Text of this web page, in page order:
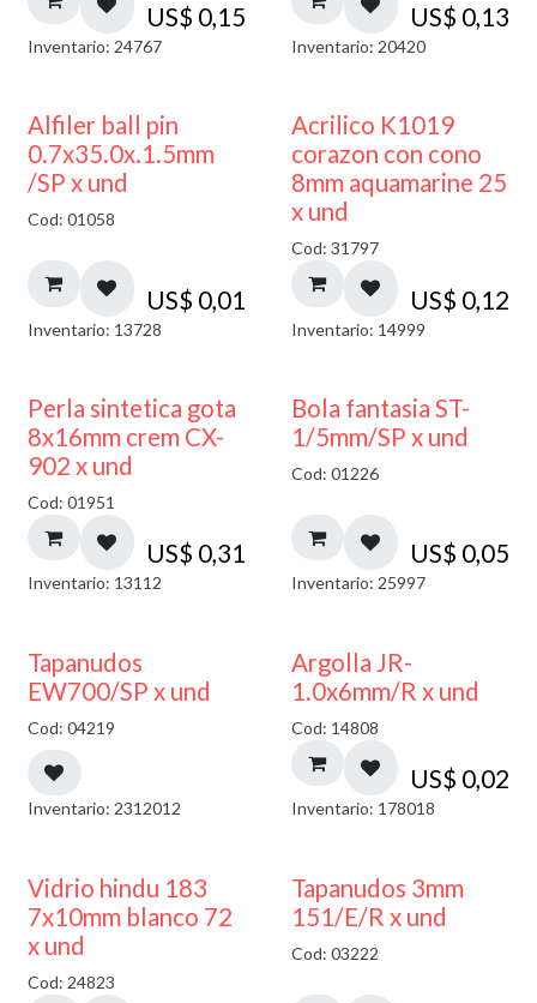
US$ 0,15
Inventario: 24767
US$ 0,13
Inventario: 20420
Alfiler ball pin
0.7x35.0x.1.5mm
/SP x und
Cod: 01058
US$ 0,01
Inventario: 13728
Acrilico K1019
corazon con cono
8mm aquamarine 25
x und
Cod: 31797
US$ 0,12
Inventario: 14999
Perla sintetica gota
8x16mm crem CX-
902 x und
Cod: 01951
US$ 0,31
Inventario: 13112
Bola fantasia ST-
1/5mm/SP x und
Cod: 01226
US$ 0,05
Inventario: 25997
50% DESCUENTO
Tapanudos
EW700/SP x und
Cod: 04219
Inventario: 2312012
Argolla JR-
1.0x6mm/R x und
Cod: 14808
US$ 0,02
Inventario: 178018
40% DESCUENTO
Vidrio hindu 183
7x10mm blanco 72
x und
Cod: 24823
Tapanudos 3mm
151/E/R x und
Cod: 03222